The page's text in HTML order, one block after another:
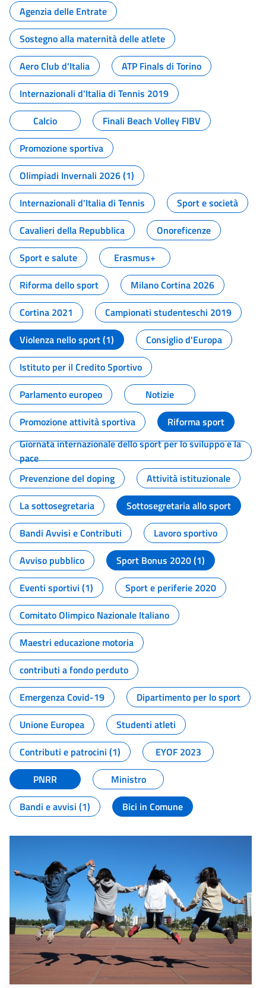
Agenzia delle Entrate
Sostegno alla maternità delle atlete
Aero Club d'Italia
ATP Finals di Torino
Internazionali d'Italia di Tennis 2019
Calcio
Finali Beach Volley FIBV
Promozione sportiva
Olimpiadi Invernali 2026 (1)
Internazionali d'Italia di Tennis
Sport e società
Cavalieri della Repubblica
Onoreficenze
Sport e salute
Erasmus+
Riforma dello sport
Milano Cortina 2026
Cortina 2021
Campionati studenteschi 2019
Violenza nello sport (1)
Consiglio d'Europa
Istituto per il Credito Sportivo
Parlamento europeo
Notizie
Promozione attività sportiva
Riforma sport
Giornata internazionale dello sport per lo sviluppo e la
pace
Prevenzione del doping
Attività istituzionale
La sottosegretaria
Sottosegretaria allo sport
Bandi Avvisi e Contributi
Lavoro sportivo
Avviso pubblico
Sport Bonus 2020 (1)
Eventi sportivi (1)
Sport e periferie 2020
Comitato Olimpico Nazionale Italiano
Maestri educazione motoria
contributi a fondo perduto
Emergenza Covid-19
Dipartimento per lo sport
Unione Europea
Studenti atleti
Contributi e patrocini (1)
EYOF 2023
PNRR
Ministro
Bandi e avvisi (1)
Bici in Comune